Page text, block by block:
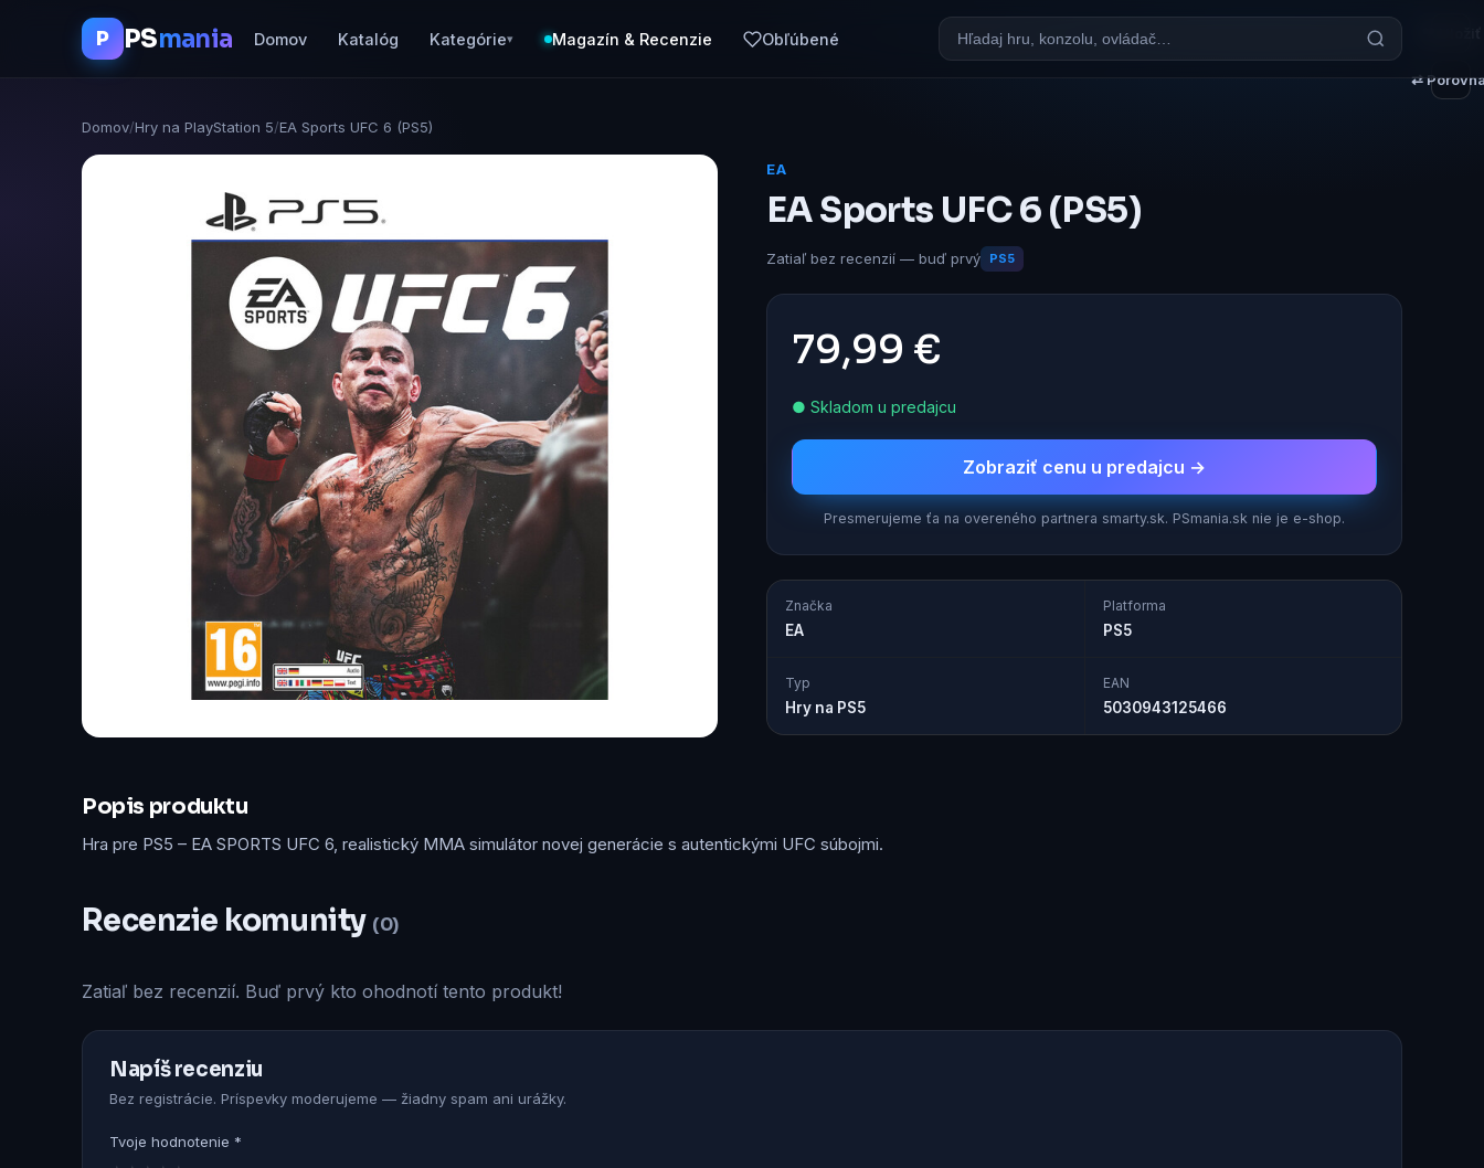
P PSmania Domov Katalóg Kategórie▾ Magazín & Recenzie Obľúbené
Domov/Hry na PlayStation 5/EA Sports UFC 6 (PS5)
EA
EA Sports UFC 6 (PS5)
Zatiaľ bez recenzií — buď prvý PS5
79,99 €
● Skladom u predajcu
Zobraziť cenu u predajcu →
Presmerujeme ťa na overeného partnera smarty.sk. PSmania.sk nie je e-shop.
Značka
EA
Platforma
PS5
Typ
Hry na PS5
EAN
5030943125466
⇄
Popis produktu
Hra pre PS5 – EA SPORTS UFC 6, realistický MMA simulátor novej generácie s autentickými UFC súbojmi.
Recenzie komunity (0)
Zatiaľ bez recenzií. Buď prvý kto ohodnotí tento produkt!
Napíš recenziu
Bez registrácie. Príspevky moderujeme — žiadny spam ani urážky.
Tvoje hodnotenie *